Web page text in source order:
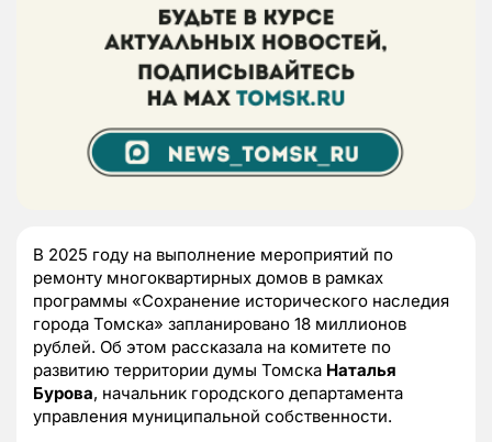
В 2025 году на выполнение мероприятий по
ремонту многоквартирных домов в рамках
программы «Сохранение исторического наследия
города Томска» запланировано 18 миллионов
рублей. Об этом рассказала на комитете по
развитию территории думы Томска Наталья
Бурова, начальник городского департамента
управления муниципальной собственности.